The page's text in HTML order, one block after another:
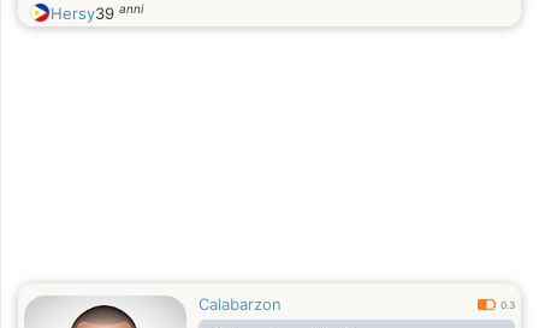
Hersy39 anni
Calabarzon 0.3